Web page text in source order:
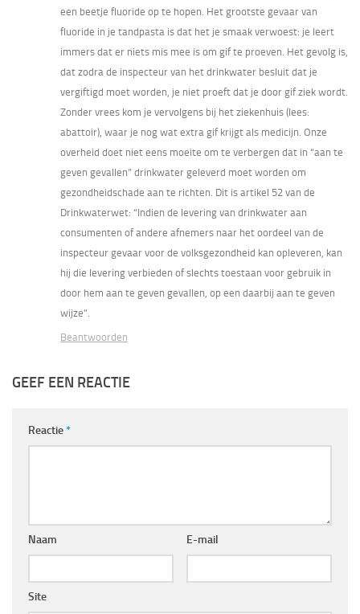
een beetje fluoride op te hopen. Het grootste gevaar van
fluoride in je tandpasta is dat het je smaak verwoest: je leert
immers dat er niets mis mee is om gif te proeven. Het gevolg is,
dat zodra de inspecteur van het drinkwater besluit dat je
vergiftigd moet worden, je niet proeft dat je door gif ziek wordt.
Zonder vrees kom je vervolgens bij het ziekenhuis (lees:
abattoir), waar je nog wat extra gif krijgt als medicijn. Onze
overheid doet niet eens moeite om te verbergen dat in “aan te
geven gevallen” drinkwater geleverd moet worden om
gezondheidschade aan te richten. Dit is artikel 52 van de
Drinkwaterwet: “Indien de levering van drinkwater aan
consumenten of andere afnemers naar het oordeel van de
inspecteur gevaar voor de volksgezondheid kan opleveren, kan
hij die levering verbieden of slechts toestaan voor gebruik in
door hem aan te geven gevallen, op een daarbij aan te geven
wijze”.
Beantwoorden
GEEF EEN REACTIE
Reactie*
Naam E-mail
Site